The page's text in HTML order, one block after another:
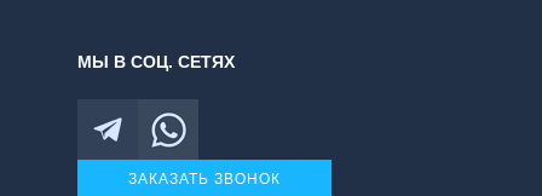
МЫ В СОЦ. СЕТЯХ
ЗАКАЗАТЬ ЗВОНОК